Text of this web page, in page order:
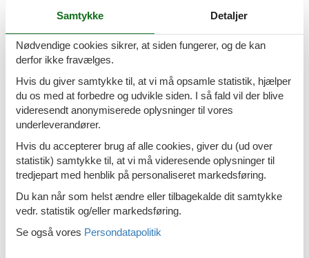
Villa - 14 personer - 4506GD - Cadzand-
Bad
Emne nr.:363-NL-4506-44
Villa - 9 personer - 4506GD - Cadzand-
Bad
Emne nr.:
363-NL-4506-104
9 personer
Villa - 4 personer - 4506GD - Cadzand-
Bad
Emne nr.:363-NL-4506-101
4 personer
Samtykke Detaljer
Nødvendige cookies sikrer, at siden fungerer, og de kan
derfor ikke fravælges.
Hvis du giver samtykke til, at vi må opsamle statistik, hjælper
du os med at forbedre og udvikle siden. I så fald vil der blive
videresendt anonymiserede oplysninger til vores
underleverandører.
Hvis du accepterer brug af alle cookies, giver du (ud over
statistik) samtykke til, at vi må videresende oplysninger til
tredjepart med henblik på personaliseret markedsføring.
Du kan når som helst ændre eller tilbagekalde dit samtykke
vedr. statistik og/eller markedsføring.
Se også vores Persondatapolitik